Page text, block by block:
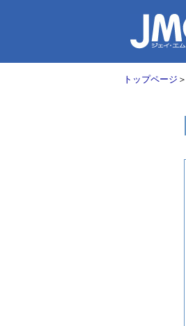
トップページ ＞